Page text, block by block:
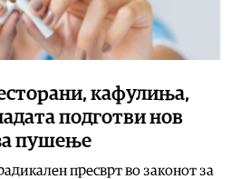
кафулиња,
подготви нов
пушење
пресврт во законот за